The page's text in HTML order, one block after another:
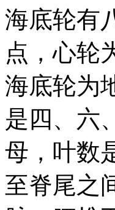
海底轮有
点，心轮
海底轮为
是四、六
母，叶数
至脊尾之